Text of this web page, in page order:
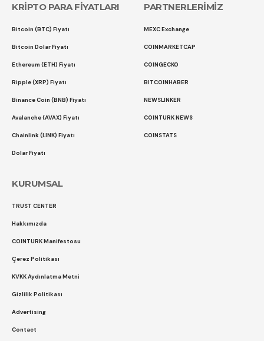
KRİPTO PARA FİYATLARI
Bitcoin (BTC) Fiyatı
Bitcoin Dolar Fiyatı
Ethereum (ETH) Fiyatı
Ripple (XRP) Fiyatı
Binance Coin (BNB) Fiyatı
Avalanche (AVAX) Fiyatı
Chainlink (LINK) Fiyatı
Dolar Fiyatı
PARTNERLERİMİZ
MEXC Exchange
COINMARKETCAP
COINGECKO
BITCOINHABER
NEWSLINKER
COINTURK NEWS
COINSTATS
KURUMSAL
TRUST CENTER
Hakkımızda
COINTURK Manifestosu
Çerez Politikası
KVKK Aydınlatma Metni
Gizlilik Politikası
Advertising
Contact